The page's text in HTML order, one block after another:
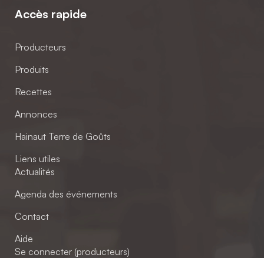
Accès rapide
Producteurs
Produits
Recettes
Annonces
Hainaut Terre de Goûts
Liens utiles
Actualités
Agenda des événements
Contact
Aide
Se connecter (producteurs)